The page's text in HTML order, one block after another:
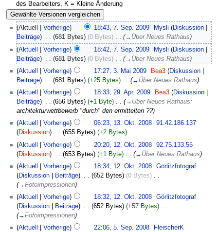
des Bearbeiters, K = Kleine Änderung
(Aktuell | Vorherige) 18:43, 7. Sep. 2009 Mysli (Diskussion
Beiträge) . . (681 Bytes) (0 Bytes)‎ . . (→ Über Neues Rathaus)
(Aktuell Vorherige) 18:42, 7. Sep. 2009 Mysli (Diskussion
Beiträge) (681 Bytes) (0 Bytes)‎ (→ Über Neues Rathaus)
(Aktuell Vorherige) 17:27, 3. Mai 2009 Bea3 (Diskussion
Beiträge) . . (681 Bytes) (+25 Bytes)‎ . . (→ Über Neues Rathaus)
(Aktuell Vorherige) 18:33, 29. Apr. 2009 Bea3 (Diskussion
Beiträge) . . (656 Bytes) (+1 Byte)‎ . . (→ Über Neues Rathaus:
architekturwettbewerb "durch" den ermittelten ??)
(Aktuell Vorherige) 06:23, 13. Okt. 2008
91.42.186.137
(Diskussion) . . (655 Bytes) (+2 Bytes)
(Aktuell Vorherige) 20:20, 12. Okt. 2008
92.75.133.55
(Diskussion) (653 Bytes) (+1 Byte)‎ (→ Über Neues Rathaus)
(Aktuell Vorherige) 18:34, 12. Okt. 2008
Görlitzfotograf
(Diskussion Beiträge) . . (652 Bytes) (0 Bytes)‎ . .
(→Fotoimpressionen)
(Aktuell Vorherige) 18:32, 12. Okt. 2008
Görlitzfotograf
(Diskussion Beiträge) . . (652 Bytes) (+57 Bytes)‎ . .
(→Fotoimpressionen)
(Aktuell Vorherige) 22:06, 5. Sep. 2008 FleischerK